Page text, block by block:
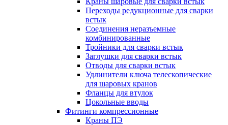
Переходы редукционные для сварки
встык
Соединения неразъемные
комбинированные
Тройники для сварки встык
Заглушки для сварки встык
Отводы для сварки встык
Удлинители ключа телескопические
для шаровых кранов
Фланцы для втулок
Цокольные вводы
Фитинги компрессионные
Краны ПЭ